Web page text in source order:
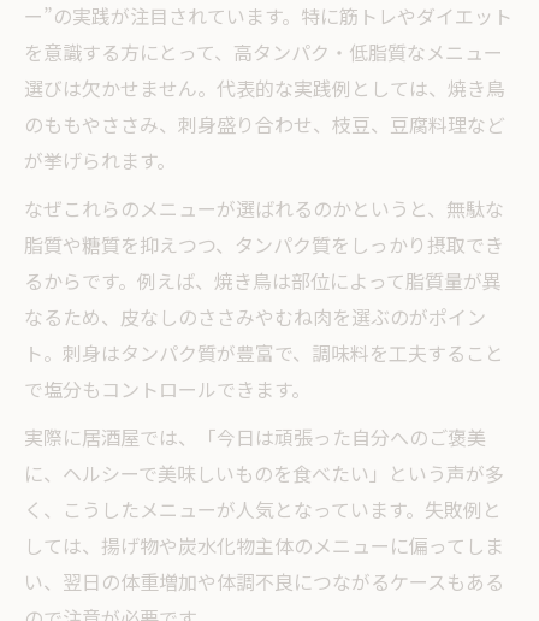
ー”の実践が注目されています。特に筋トレやダイエット
を意識する方にとって、高タンパク・低脂質なメニュー
選びは欠かせません。代表的な実践例としては、焼き鳥
のももやささみ、刺身盛り合わせ、枝豆、豆腐料理など
が挙げられます。
なぜこれらのメニューが選ばれるのかというと、無駄な
脂質や糖質を抑えつつ、タンパク質をしっかり摂取でき
るからです。例えば、焼き鳥は部位によって脂質量が異
なるため、皮なしのささみやむね肉を選ぶのがポイン
ト。刺身はタンパク質が豊富で、調味料を工夫すること
で塩分もコントロールできます。
実際に居酒屋では、「今日は頑張った自分へのご褒美
に、ヘルシーで美味しいものを食べたい」という声が多
く、こうしたメニューが人気となっています。失敗例と
しては、揚げ物や炭水化物主体のメニューに偏ってしま
い、翌日の体重増加や体調不良につながるケースもある